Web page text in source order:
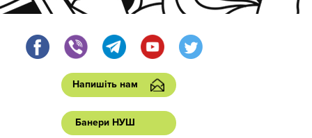
Напишіть нам
Банери НУШ